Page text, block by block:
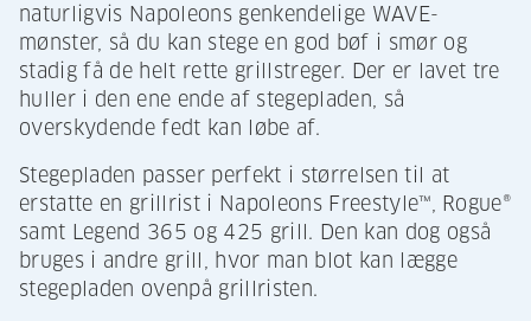
naturligvis Napoleons genkendelige WAVE-
mønster, så du kan stege en god bøf i smør og
stadig få de helt rette grillstreger. Der er lavet tre
huller i den ene ende af stegepladen, så
overskydende fedt kan løbe af.
Stegepladen passer perfekt i størrelsen til at
erstatte en grillrist i Napoleons Freestyle™, Rogue®
samt Legend 365 og 425 grill. Den kan dog også
bruges i andre grill, hvor man blot kan lægge
stegepladen ovenpå grillristen.